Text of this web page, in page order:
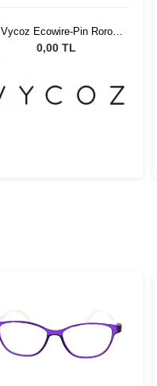
Vycoz Ecowire-Pin Roro
RED 46-22 51526
0,00 TL